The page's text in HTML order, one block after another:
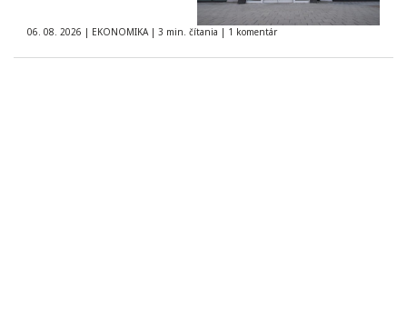
06. 08. 2026 | EKONOMIKA | 3 min. čítania | 1 komentár